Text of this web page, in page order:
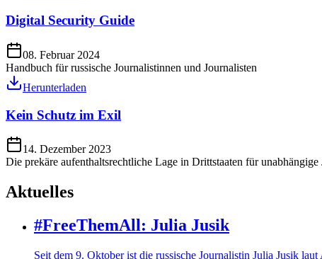
Digital Security Guide
08. Februar 2024
Handbuch für russische Journalistinnen und Journalisten
Herunterladen
Kein Schutz im Exil
14. Dezember 2023
Die prekäre aufenthaltsrechtliche Lage in Drittstaaten für
Aktuelles
#FreeThemAll: Julia Jusik
Seit dem 9. Oktober ist die russische Journalistin Julia Jusik